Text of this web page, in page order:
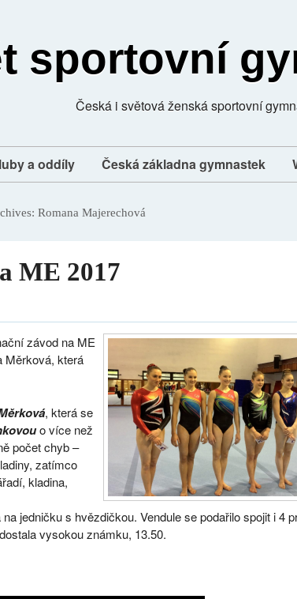
sportovní
Česká i světová ženská sportovní
a oddíly Česká základna gymnastek
Romana Majerechová
ME 2017
závod na ME
Měrková, která
, která se
o více než
počet chyb –
zatímco
kladina,
jedničku s hvězdičkou. Vendule se podařilo spojit i 4
vysokou známku, 13.50.